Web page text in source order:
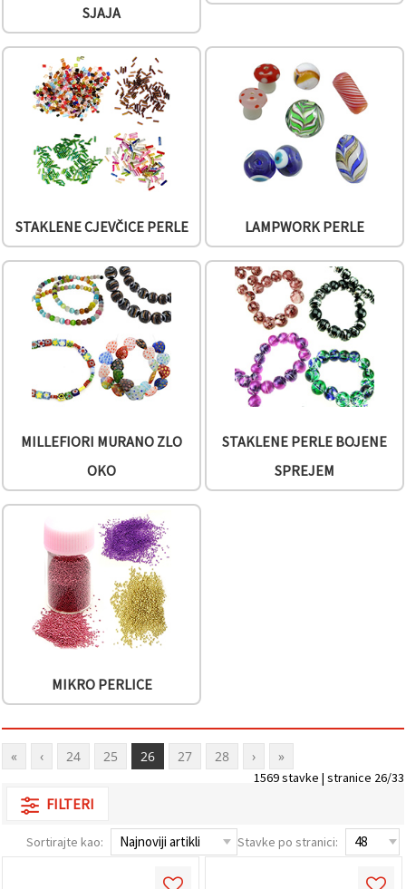
SJAJA
STAKLENE CJEVČICE PERLE LAMPWORK PERLE
MILLEFIORI MURANO ZLO
OKO
STAKLENE PERLE BOJENE
SPREJEM
MIKRO PERLICE
« ‹ 24 25 26 27 28 › »
1569 stavke | stranice 26/33
FILTERI
Sortirajte kao: Stavke po stranici: